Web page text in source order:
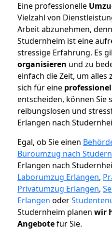
Eine professionelle
Vielzahl von
Arbeit abzunehmen,
Studernheim ist eine
stressige Erfahrung. Es
organisieren und zu
einfach die Zeit, um alles
sich für eine
entscheiden, können Sie
reibungslosen und
Erlangen nach
Egal, ob Sie einen
Büroumzug nach
Erlangen nach
Laborumzug Erlangen,
Privatumzug Erlangen,
Erlangen oder
Studernheim planen wir
Angebotefür Sie.